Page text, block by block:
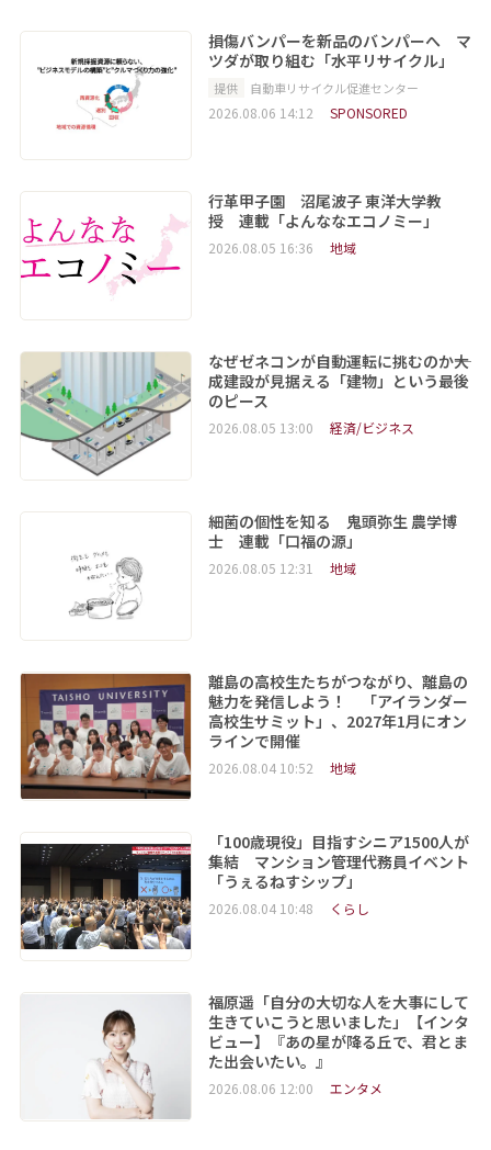
損傷バンパーを新品のバンパーへ マ
ツダが取り組む「水平リサイクル」
提供 自動車リサイクル促進センター
2026.08.06 14:12 SPONSORED
行革甲子園 沼尾波子 東洋大学教
授 連載「よんななエコノミー」
2026.08.05 16:36 地域
なぜゼネコンが自動運転に挑むのか――大
成建設が見据える「建物」という最後
のピース
2026.08.05 13:00 経済/ビジネス
細菌の個性を知る 鬼頭弥生 農学博
士 連載「口福の源」
2026.08.05 12:31 地域
離島の高校生たちがつながり、離島の
魅力を発信しよう！ 「アイランダー
高校生サミット」、2027年1月にオン
ラインで開催
2026.08.04 10:52 地域
「100歳現役」目指すシニア1500人が
集結 マンション管理代務員イベント
「うぇるねすシップ」
2026.08.04 10:48 くらし
福原遥「自分の大切な人を大事にして
生きていこうと思いました」【インタ
ビュー】『あの星が降る丘で、君とま
た出会いたい。』
2026.08.06 12:00 エンタメ